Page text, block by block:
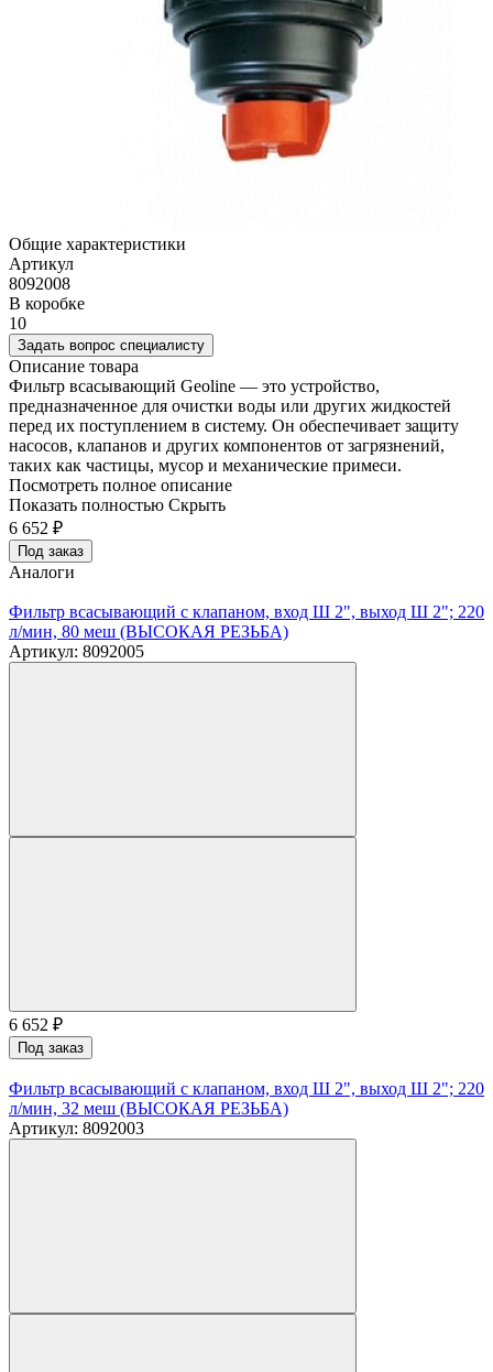
Общие характеристики
Артикул
8092008
В коробке
10
Задать вопрос специалисту
Описание товара
Фильтр всасывающий Geoline — это устройство,
предназначенное для очистки воды или других жидкостей
перед их поступлением в систему. Он обеспечивает защиту
насосов, клапанов и других компонентов от загрязнений,
таких как частицы, мусор и механические примеси.
Посмотреть полное описание
Показать полностью Скрыть
6 652 ₽
Под заказ
Аналоги
Фильтр всасывающий с клапаном, вход Ш 2", выход Ш 2"; 220
л/мин, 80 меш (ВЫСОКАЯ РЕЗЬБА)
Артикул: 8092005
6 652 ₽
Под заказ
Фильтр всасывающий с клапаном, вход Ш 2", выход Ш 2"; 220
л/мин, 32 меш (ВЫСОКАЯ РЕЗЬБА)
Артикул: 8092003